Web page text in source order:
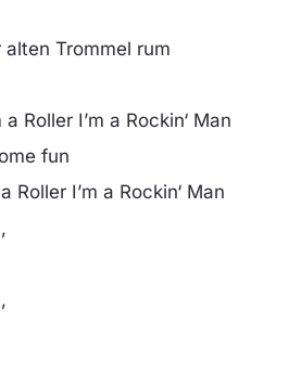
Trommel rum
a Roller I’m a Rockin‘ Man
fun
Roller I’m a Rockin‘ Man